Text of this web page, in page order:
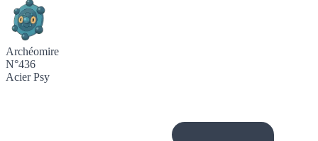
Archéomire
N°436
AcierPsy